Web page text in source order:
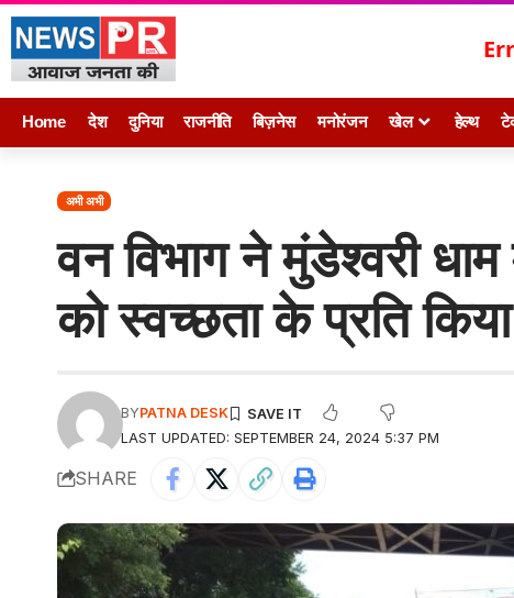
Home देश दुनिया राजनीति बिज़नेस मनोरंजन खेल हेल्थ
अभी अभी
वन विभाग ने मुंडेश्वरी
को स्वच्छता के प्रति
LAST UPDATED: SEPTEMBER 24, 2024 5:37 PM
BYPATNA DESK
SHARE